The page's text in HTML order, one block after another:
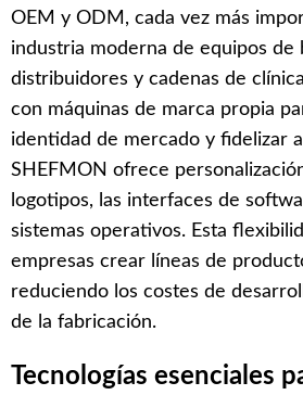
OEM y ODM, cada vez más
industria moderna de equipos de
distribuidores y cadenas de
con máquinas de marca propia
identidad de mercado y fidelizar
SHEFMON ofrece
logotipos, las interfaces de
sistemas operativos. Esta
empresas crear líneas de
reduciendo los costes de
de la fabricación.
Tecnologías esenciales